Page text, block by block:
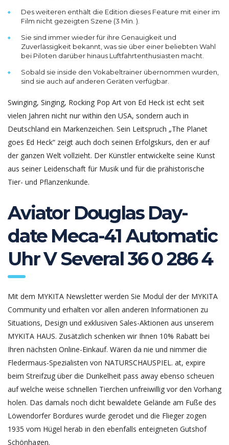
Des weiteren enthält die Edition dieses Feature mit einer im
Film nicht gezeigten Szene (3 Min. ).
Sie sind immer wieder für ihre Genauigkeit und
Zuverlässigkeit bekannt, was sie über einer beliebten Wahl
bei Piloten darüber hinaus Luftfahrtenthusiasten macht.
Sobald sie inside den Vokabeltrainer übernommen wurden,
sind sie auch auf anderen Geräten verfügbar.
Swinging, Singing, Rocking Pop Art von Ed Heck ist echt seit
vielen Jahren nicht nur within den USA, sondern auch in
Deutschland ein Markenzeichen. Sein Leitspruch „The Planet
goes Ed Heck“ zeigt auch doch seinen Erfolgskurs, den er auf
der ganzen Welt vollzieht. Der Künstler entwickelte seine Kunst
aus seiner Leidenschaft für Musik und für die prähistorische
Tier- und Pflanzenkunde.
Aviator Douglas Day-
date Meca-41 Automatic
Uhr V Several 36 0 286 4
Mit dem MYKITA Newsletter werden Sie Modul der der MYKITA
Community und erhalten vor allen anderen Informationen zu
Situations, Design und exklusiven Sales-Aktionen aus unserem
MYKITA HAUS. Zusätzlich schenken wir Ihnen 10% Rabatt bei
Ihren nächsten Online-Einkauf. Wären da nie und nimmer die
Fledermaus-Spezialisten von NATURSCHAUSPIEL. at, expire
beim Streifzug über die Dunkelheit pass away ebenso scheuen
auf welche weise schnellen Tierchen unfreiwillig vor den Vorhang
holen. Das damals noch dicht bewaldete Gelände am Fuße des
Löwendorfer Bordures wurde gerodet und die Flieger zogen
1935 vom Hügel herab in den ebenfalls enteigneten Gutshof
Schönhagen.
Contact us
×